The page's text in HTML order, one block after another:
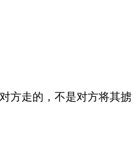
方走的，不是对方将其掳